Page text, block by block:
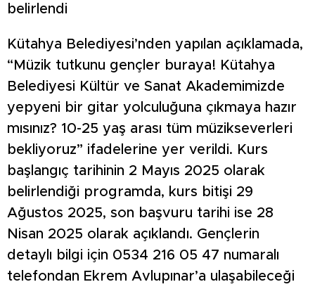
belirlendi
Kütahya Belediyesi’nden yapılan açıklamada,
“Müzik tutkunu gençler buraya! Kütahya
Belediyesi Kültür ve Sanat Akademimizde
yepyeni bir gitar yolculuğuna çıkmaya hazır
mısınız? 10-25 yaş arası tüm müzikseverleri
bekliyoruz” ifadelerine yer verildi. Kurs
başlangıç tarihinin 2 Mayıs 2025 olarak
belirlendiği programda, kurs bitişi 29
Ağustos 2025, son başvuru tarihi ise 28
Nisan 2025 olarak açıklandı. Gençlerin
detaylı bilgi için 0534 216 05 47 numaralı
telefondan Ekrem Avlupınar’a ulaşabileceği